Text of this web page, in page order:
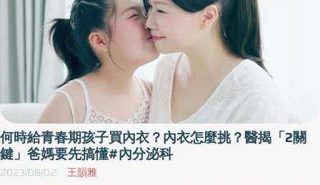
何時給青春期孩子買內衣？內衣怎麼挑？醫揭「2關
鍵」爸媽要先搞懂#內分泌科
2023/08/02 王韻雅